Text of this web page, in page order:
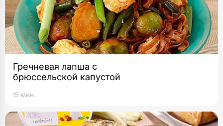
Гречневая лапша с
брюссельской капустой
15 мин.